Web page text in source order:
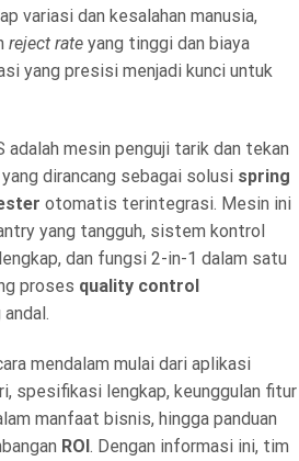
variasi dan kesalahan manusia,
reject rate yang tinggi dan biaya
yang presisi menjadi kunci untuk
mesin penguji tarik dan tekan
dirancang sebagai solusi spring
otomatis terintegrasi. Mesin ini
yang tangguh, sistem kontrol
dan fungsi 2-in-1 dalam satu
proses quality control
andal.
mendalam mulai dari aplikasi
spesifikasi lengkap, keunggulan fitur
manfaat bisnis, hingga panduan
ROI. Dengan informasi ini, tim